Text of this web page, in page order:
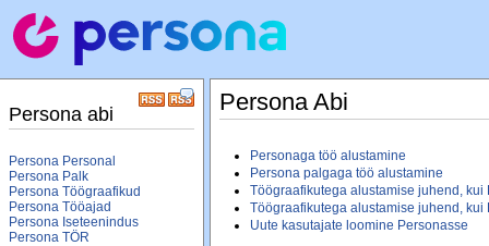
Persona abi
Persona Personal
Persona Palk
Persona Töögraafikud
Persona Tööajad
Persona Iseteenindus
Persona TÖR
Persona Abi
Personaga töö alustamine
Persona palgaga töö alustamine
Töögraafikutega alustamise juhend,
Töögraafikutega alustamise juhend,
Uute kasutajate loomine Personasse